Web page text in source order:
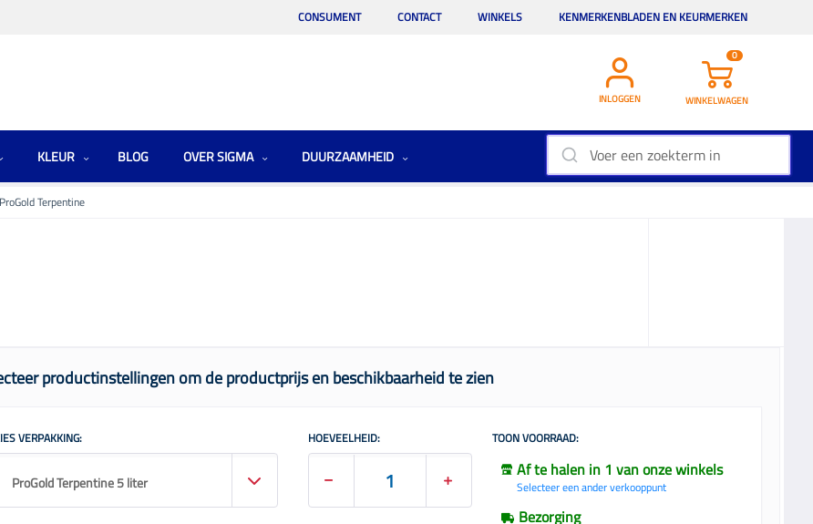
CONSUMENT CONTACT WINKELS KENMERKENBLADEN EN KEURMERKEN
INLOGGEN
0
WINKELWAGEN
KLEUR BLOG OVER SIGMA DUURZAAMHEID
ProGold Terpentine
productinstellingen om de productprijs en beschikbaarheid te zien
VERPAKKING:
ProGold Terpentine 5 liter
HOEVEELHEID: TOON VOORRAAD:
Af te halen in 1 van onze winkels
Selecteer een ander verkooppunt
Bezorging